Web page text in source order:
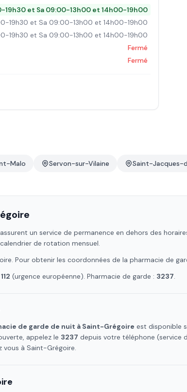
19h30 et Sa 09:00-13h00 et 14h00-19h00
19h30 et Sa 09:00-13h00 et 14h00-19h00
19h30 et Sa 09:00-13h00 et 14h00-19h00
Fermé
Fermé
Malo Servon-sur-Vilaine Saint-Jacques-
assurent un service de permanence en dehors des
de rotation mensuel.
. Pour obtenir les coordonnées de la pharmacie de
112 (urgence européenne). Pharmacie de garde : 3237.
de garde de nuit à Saint-Grégoire est disponible
appelez le 3237 depuis votre téléphone (service
vous à Saint-Grégoire.